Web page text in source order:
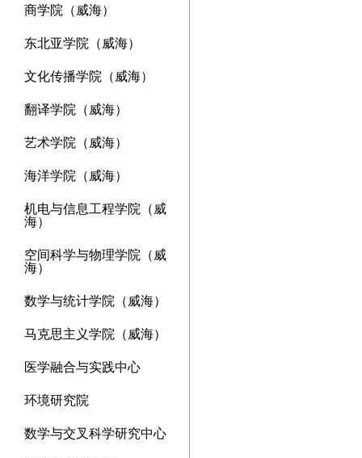
商学院（威海）
东北亚学院（威海）
文化传播学院（威海）
翻译学院（威海）
艺术学院（威海）
海洋学院（威海）
机电与信息工程学院（威
海）
空间科学与物理学院（威
海）
数学与统计学院（威海）
马克思主义学院（威海）
医学融合与实践中心
环境研究院
数学与交叉科学研究中心